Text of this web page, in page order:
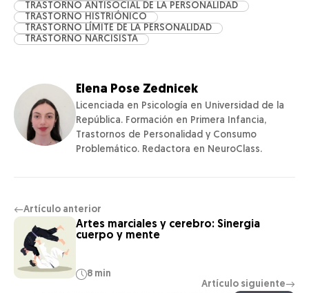
TRASTORNO ANTISOCIAL DE LA PERSONALIDAD
TRASTORNO HISTRIÓNICO
TRASTORNO LÍMITE DE LA PERSONALIDAD
TRASTORNO NARCISISTA
Elena Pose Zednicek
Licenciada en Psicología en Universidad de la
República. Formación en Primera Infancia,
Trastornos de Personalidad y Consumo
Problemático. Redactora en NeuroClass.
←Artículo anterior
Artes marciales y cerebro: Sinergia
cuerpo y mente
8 min
Artículo siguiente→